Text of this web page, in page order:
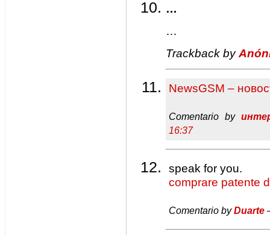
…
…
Trackback by
NewsGSM –
Comentario by
16:37
speak for you.
comprare patente
Comentario byDuarte